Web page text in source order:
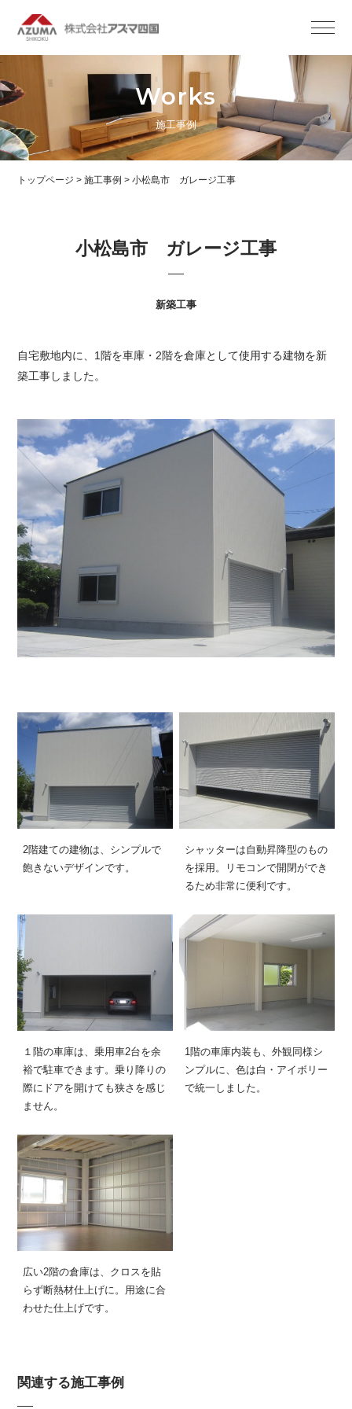
Works
施工事例
トップページ >施工事例 >小松島市 ガレージ工事
小松島市 ガレージ工事
新築工事
自宅敷地内に、1階を車庫・2階を倉庫として使用する建物を新
築工事しました。
2階建ての建物は、シンプルで
飽きないデザインです。
シャッターは自動昇降型のもの
を採用。リモコンで開閉ができ
るため非常に便利です。
１階の車庫は、乗用車2台を余
裕で駐車できます。乗り降りの
際にドアを開けても狭さを感じ
ません。
1階の車庫内装も、外観同様シ
ンプルに、色は白・アイボリー
で統一しました。
広い2階の倉庫は、クロスを貼
らず断熱材仕上げに。用途に合
わせた仕上げです。
関連する施工事例